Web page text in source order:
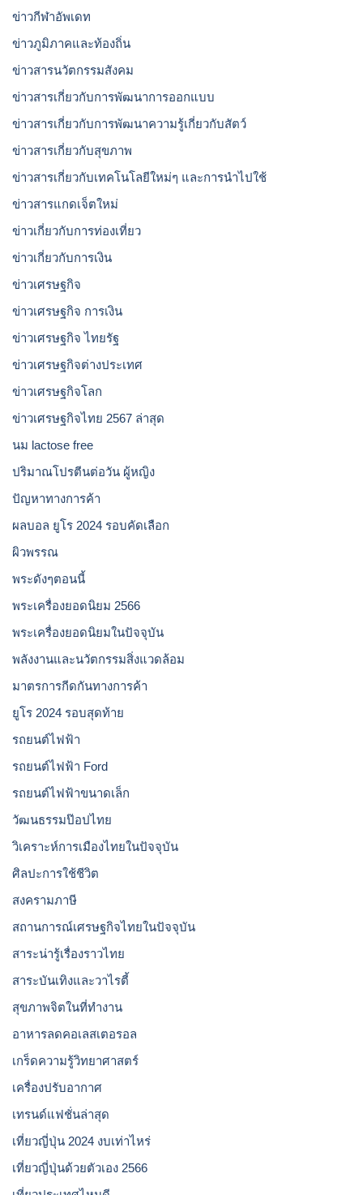
ข่าวกีฬาอัพเดท
ข่าวภูมิภาคและท้องถิ่น
ข่าวสารนวัตกรรมสังคม
ข่าวสารเกี่ยวกับการพัฒนาการออกแบบ
ข่าวสารเกี่ยวกับการพัฒนาความรู้เกี่ยวกับสัตว์
ข่าวสารเกี่ยวกับสุขภาพ
ข่าวสารเกี่ยวกับเทคโนโลยีใหม่ๆ และการนำไปใช้
ข่าวสารแกดเจ็ตใหม่
ข่าวเกี่ยวกับการท่องเที่ยว
ข่าวเกี่ยวกับการเงิน
ข่าวเศรษฐกิจ
ข่าวเศรษฐกิจ การเงิน
ข่าวเศรษฐกิจ ไทยรัฐ
ข่าวเศรษฐกิจต่างประเทศ
ข่าวเศรษฐกิจโลก
ข่าวเศรษฐกิจไทย 2567 ล่าสุด
นม lactose free
ปริมาณโปรตีนต่อวัน ผู้หญิง
ปัญหาทางการค้า
ผลบอล ยูโร 2024 รอบคัดเลือก
ผิวพรรณ
พระดังๆตอนนี้
พระเครื่องยอดนิยม 2566
พระเครื่องยอดนิยมในปัจจุบัน
พลังงานและนวัตกรรมสิ่งแวดล้อม
มาตรการกีดกันทางการค้า
ยูโร 2024 รอบสุดท้าย
รถยนต์ไฟฟ้า
รถยนต์ไฟฟ้า Ford
รถยนต์ไฟฟ้าขนาดเล็ก
วัฒนธรรมป๊อปไทย
วิเคราะห์การเมืองไทยในปัจจุบัน
ศิลปะการใช้ชีวิต
สงครามภาษี
สถานการณ์เศรษฐกิจไทยในปัจจุบัน
สาระน่ารู้เรื่องราวไทย
สาระบันเทิงและวาไรตี้
สุขภาพจิตในที่ทำงาน
อาหารลดคอเลสเตอรอล
เกร็ดความรู้วิทยาศาสตร์
เครื่องปรับอากาศ
เทรนด์แฟชั่นล่าสุด
เที่ยวญี่ปุ่น 2024 งบเท่าไหร่
เที่ยวญี่ปุ่นด้วยตัวเอง 2566